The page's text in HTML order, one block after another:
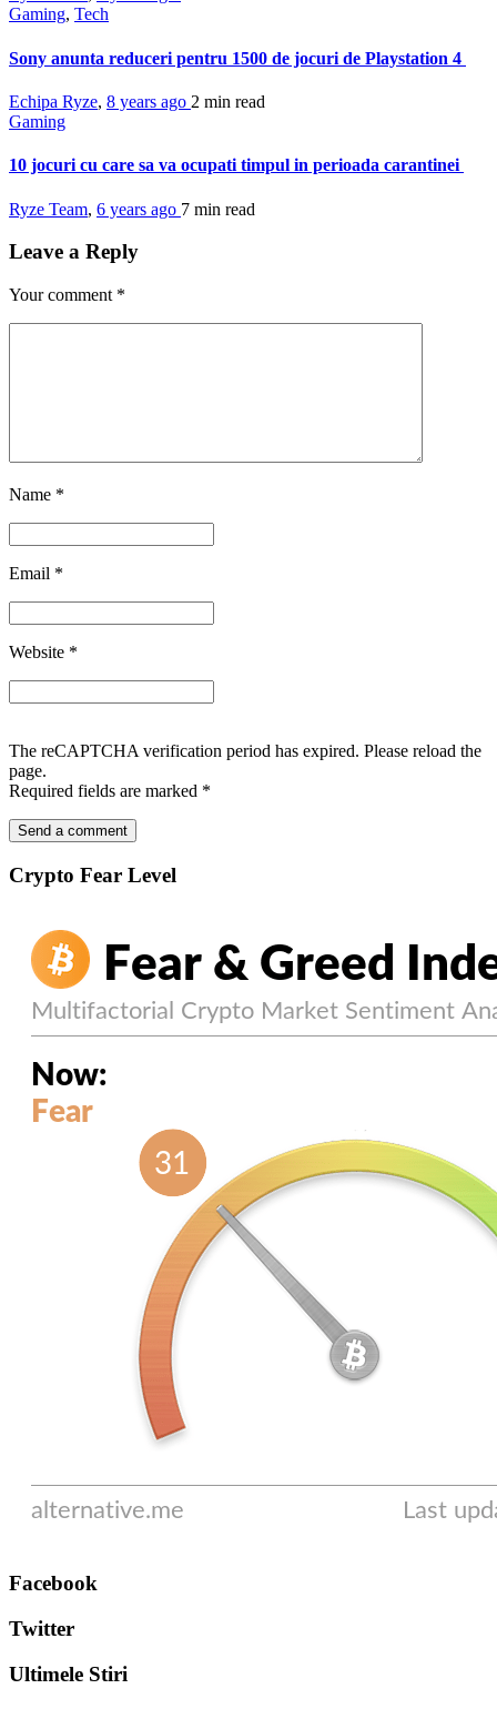
Gaming, Tech
Sony anunta reduceri pentru 1500 de jocuri de Playstation 4
Echipa Ryze, 8 years ago 2 min read
Gaming
10 jocuri cu care sa va ocupati timpul in perioada carantinei
Ryze Team, 6 years ago 7 min read
Leave a Reply
Your comment *
Name *
Email *
Website *
The reCAPTCHA verification period has expired. Please reload the
page.
Required fields are marked *
Crypto Fear Level
Facebook
Twitter
Ultimele Stiri